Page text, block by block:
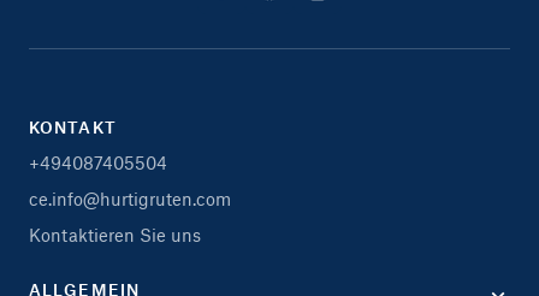
KONTAKT
+494087405504
ce.info@hurtigruten.com
Kontaktieren Sie uns
ALLGEMEIN